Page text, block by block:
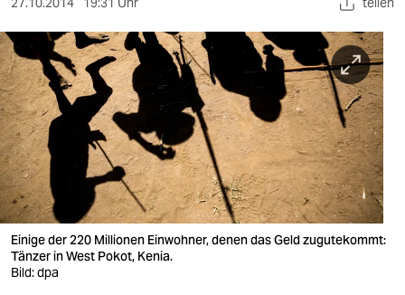
sport
berlin
nord
wahrheit
verlag
verlag
veranstaltungen
Einige der 220 Millionen Einwohner, denen das Geld zugutekommt:
Tänzer in West Pokot, Kenia.
Bild: dpa